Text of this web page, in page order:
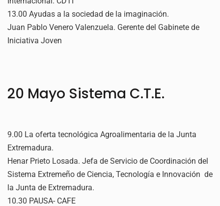
13.00 Ayudas a la sociedad de la imaginación.
Juan Pablo Venero Valenzuela. Gerente del Gabinete de
Iniciativa Joven
20 Mayo Sistema C.T.E.
9.00 La oferta tecnológica Agroalimentaria de la Junta
Extremadura.
Henar Prieto Losada. Jefa de Servicio de Coordinación del
Sistema Extremeño de Ciencia, Tecnología e Innovación de
la Junta de Extremadura.
10.30 PAUSA- CAFE